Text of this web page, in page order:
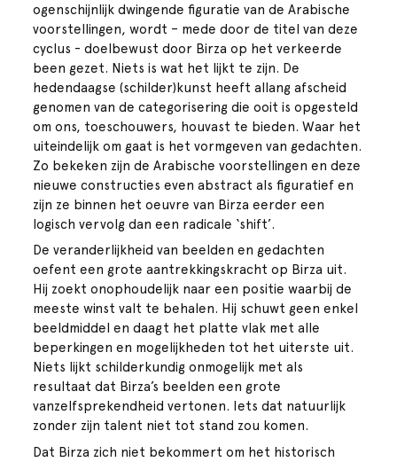
ogenschijnlijk dwingende figuratie van de Arabische
voorstellingen, wordt – mede door de titel van deze
cyclus - doelbewust door Birza op het verkeerde
been gezet. Niets is wat het lijkt te zijn. De
hedendaagse (schilder)kunst heeft allang afscheid
genomen van de categorisering die ooit is opgesteld
om ons, toeschouwers, houvast te bieden. Waar het
uiteindelijk om gaat is het vormgeven van gedachten.
Zo bekeken zijn de Arabische voorstellingen en deze
nieuwe constructies even abstract als figuratief en
zijn ze binnen het oeuvre van Birza eerder een
logisch vervolg dan een radicale ‘shift’.
De veranderlijkheid van beelden en gedachten
oefent een grote aantrekkingskracht op Birza uit.
Hij zoekt onophoudelijk naar een positie waarbij de
meeste winst valt te behalen. Hij schuwt geen enkel
beeldmiddel en daagt het platte vlak met alle
beperkingen en mogelijkheden tot het uiterste uit.
Niets lijkt schilderkundig onmogelijk met als
resultaat dat Birza’s beelden een grote
vanzelfsprekendheid vertonen. Iets dat natuurlijk
zonder zijn talent niet tot stand zou komen.
Dat Birza zich niet bekommert om het historisch